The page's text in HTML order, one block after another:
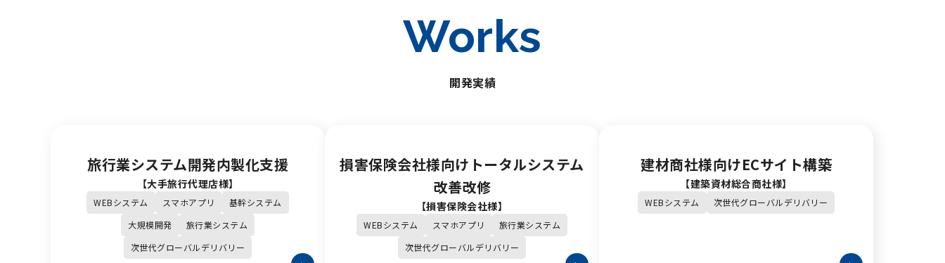
Works
開発実績
旅行業システム開発内製化支援
【大手旅行代理店様】
WEBシステム スマホアプリ
基幹システム
大規模開発
旅行業システム
次世代グローバルデリバリー
損害保険会社様向けトータルシステム
改善改修
【損害保険会社様】
WEBシステム スマホアプリ
旅行業システム
次世代グローバルデリバリー
建材商社様向けECサイト構築
【建築資材総合商社様】
WEBシステム 次世代グローバルデリバリー